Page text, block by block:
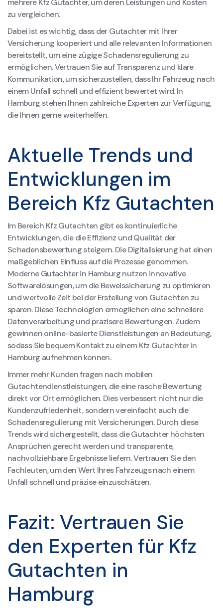
mehrere Kfz Gutachter, um deren Leistungen und Kosten
zu vergleichen.
Dabei ist es wichtig, dass der Gutachter mit Ihrer
Versicherung kooperiert und alle relevanten Informationen
bereitstellt, um eine zügige Schadensregulierung zu
ermöglichen. Vertrauen Sie auf Transparenz und klare
Kommunikation, um sicherzustellen, dass Ihr Fahrzeug nach
einem Unfall schnell und effizient bewertet wird. In
Hamburg stehen Ihnen zahlreiche Experten zur Verfügung,
die Ihnen gerne weiterhelfen.
Aktuelle Trends und
Entwicklungen im
Bereich Kfz Gutachten
Im Bereich Kfz Gutachten gibt es kontinuierliche
Entwicklungen, die die Effizienz und Qualität der
Schadensbewertung steigern. Die Digitalisierung hat einen
maßgeblichen Einfluss auf die Prozesse genommen.
Moderne Gutachter in Hamburg nutzen innovative
Softwarelösungen, um die Beweissicherung zu optimieren
und wertvolle Zeit bei der Erstellung von Gutachten zu
sparen. Diese Technologien ermöglichen eine schnellere
Datenverarbeitung und präzisere Bewertungen. Zudem
gewinnen online-basierte Dienstleistungen an Bedeutung,
sodass Sie bequem Kontakt zu einem Kfz Gutachter in
Hamburg aufnehmen können.
Immer mehr Kunden fragen nach mobilen
Gutachtendienstleistungen, die eine rasche Bewertung
direkt vor Ort ermöglichen. Dies verbessert nicht nur die
Kundenzufriedenheit, sondern vereinfacht auch die
Schadensregulierung mit Versicherungen. Durch diese
Trends wird sichergestellt, dass die Gutachter höchsten
Ansprüchen gerecht werden und transparente,
nachvollziehbare Ergebnisse liefern. Vertrauen Sie den
Fachleuten, um den Wert Ihres Fahrzeugs nach einem
Unfall schnell und präzise einzuschätzen.
Fazit: Vertrauen Sie
den Experten für Kfz
Gutachten in
Hamburg